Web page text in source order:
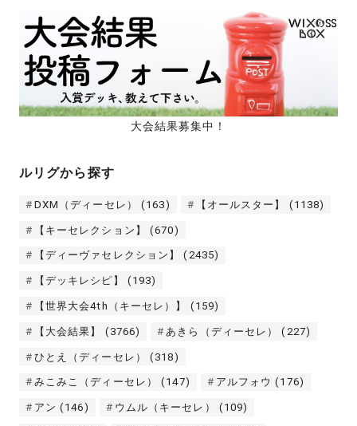
大会結果募集中！
ルリグから探す
DXM（ディーセレ） (163) 【オールスター】 (1138)
【キーセレクション】 (670)
【ディーヴァセレクション】 (2435)
【デッキレシピ】 (193)
【世界大会4th（キーセレ）】 (159)
【大会結果】 (3766) あきら（ディーセレ） (227)
ひとえ（ディーセレ） (318)
みこみこ（ディーセレ） (147) アルフォウ (176)
アン (146) ウムル（キーセレ） (109)